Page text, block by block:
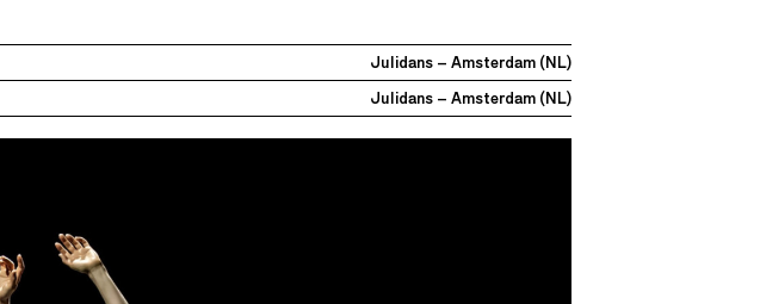
Julidans – Amsterdam (NL)
Julidans – Amsterdam (NL)